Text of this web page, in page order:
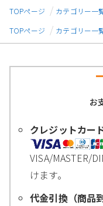
TOPページ
カテゴリー一
TOPページ
カテゴリー一
お
クレジットカー
VISA/MASTER/
けます。
代金引換（商品